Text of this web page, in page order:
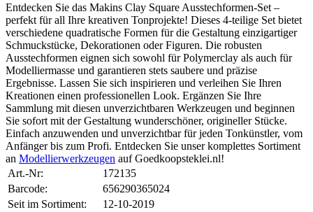
Entdecken Sie das Makins Clay Square Ausstechformen-Set –
perfekt für all Ihre kreativen Tonprojekte! Dieses 4-teilige Set bietet
verschiedene quadratische Formen für die Gestaltung einzigartiger
Schmuckstücke, Dekorationen oder Figuren. Die robusten
Ausstechformen eignen sich sowohl für Polymerclay als auch für
Modelliermasse und garantieren stets saubere und präzise
Ergebnisse. Lassen Sie sich inspirieren und verleihen Sie Ihren
Kreationen einen professionellen Look. Ergänzen Sie Ihre
Sammlung mit diesen unverzichtbaren Werkzeugen und beginnen
Sie sofort mit der Gestaltung wunderschöner, origineller Stücke.
Einfach anzuwenden und unverzichtbar für jeden Tonkünstler, vom
Anfänger bis zum Profi. Entdecken Sie unser komplettes Sortiment
an Modellierwerkzeugen auf Goedkoopsteklei.nl!
Art.-Nr:
172135
Barcode:
656290365024
Seit im Sortiment:
12-10-2019